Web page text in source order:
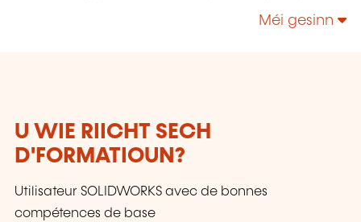
Énergie et Environnement, Image et Multimédia,
Informatique, Maintenance, Mesures et
Méi gesinn
U WIE RIICHT SECH
D'FORMATIOUN?
Utilisateur SOLIDWORKS avec de bonnes
compétences de base